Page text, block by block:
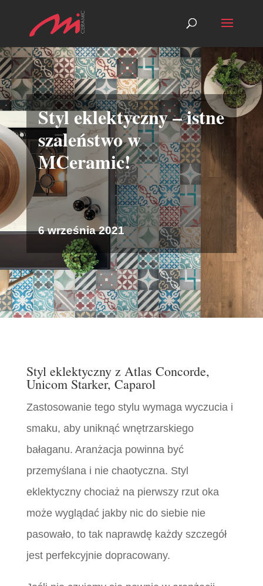
Styl eklektyczny – istne
szaleństwo w
MCeramic!
6 września 2021
Styl eklektyczny z Atlas Concorde,
Unicom Starker, Caparol
Zastosowanie tego stylu wymaga wyczucia i
smaku, aby uniknąć wnętrzarskiego
bałaganu. Aranżacja powinna być
przemyślana i nie chaotyczna. Styl
eklektyczny chociaż na pierwszy rzut oka
może wyglądać jakby nic do siebie nie
pasowało, to tak naprawdę każdy szczegół
jest perfekcyjnie dopracowany.